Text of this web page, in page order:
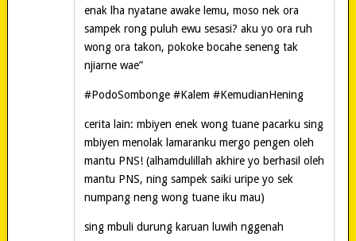
enak lha nyatane awake lemu, moso nek ora
sampek rong puluh ewu sesasi? aku yo ora ruh
wong ora takon, pokoke bocahe seneng tak
njiarne wae”
#PodoSombonge #Kalem #KemudianHening
cerita lain: mbiyen enek wong tuane pacarku sing
mbiyen menolak lamaranku mergo pengen oleh
mantu PNS! (alhamdulillah akhire yo berhasil oleh
mantu PNS, ning sampek saiki uripe yo sek
numpang neng wong tuane iku mau)
sing mbuli durung karuan luwih nggenah